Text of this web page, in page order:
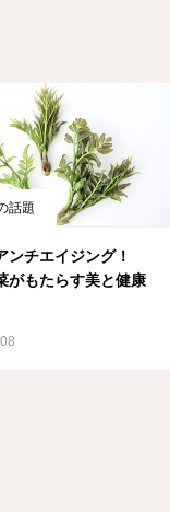
話題
ンチエイジング！
がもたらす美と健康